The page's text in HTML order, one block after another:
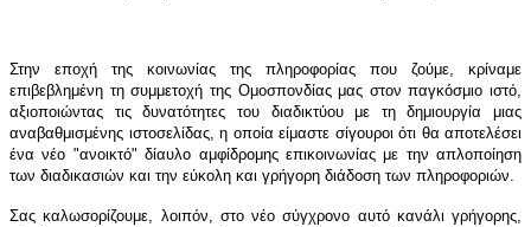
Στην εποχή της κοινωνίας της πληροφορίας που ζούμε, κρίναμε
επιβεβλημένη τη συμμετοχή της Ομοσπονδίας μας στον παγκόσμιο ιστό,
αξιοποιώντας τις δυνατότητες του διαδικτύου με τη δημιουργία μιας
αναβαθμισμένης ιστοσελίδας, η οποία είμαστε σίγουροι ότι θα αποτελέσει
ένα νέο "ανοικτό" δίαυλο αμφίδρομης επικοινωνίας με την απλοποίηση
των διαδικασιών και την εύκολη και γρήγορη διάδοση των πληροφοριών.
Σας καλωσορίζουμε, λοιπόν, στο νέο σύγχρονο αυτό κανάλι γρήγορης,